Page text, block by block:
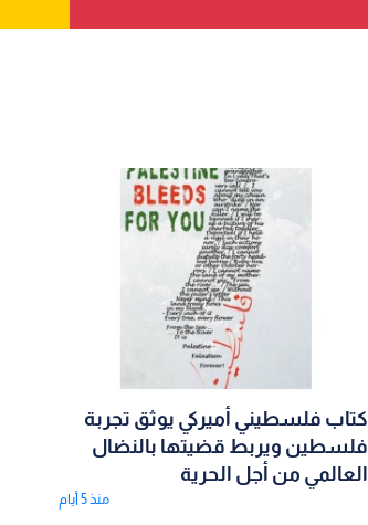
كتاب فلسطيني أميركي يوثق تجربة
فلسطين ويربط قضيتها بالنضال
العالمي من أجل الحرية
منذ 5 أيام